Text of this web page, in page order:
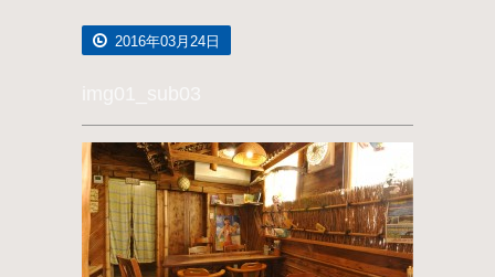
2016年03月24日